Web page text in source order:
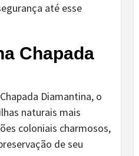
até esse
Chapada
Diamantina, o
naturais mais
coloniais charmosos,
de seu